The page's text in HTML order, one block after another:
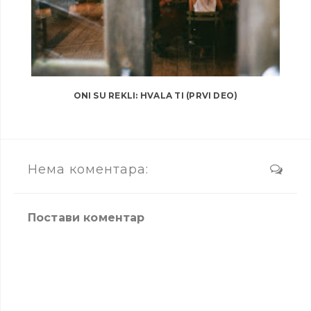
ONI SU REKLI: HVALA TI (PRVI DEO)
Нема коментара:
Постави коментар